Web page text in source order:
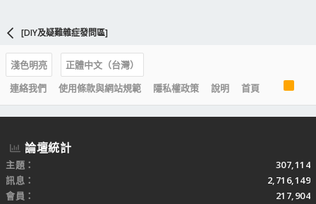
[DIY及疑難雜症發問區]
淺色明亮
正體中文（台灣）
連絡我們
使用條款與網站規範 隱私權政策 說明 首頁
S
論壇統計
主題
307,114
訊息
2,716,149
會員
217,904